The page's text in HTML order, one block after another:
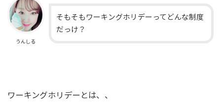
うんしる
そもそもワーキングホリデーってどんな制度
だっけ？
ワーキングホリデーとは、、